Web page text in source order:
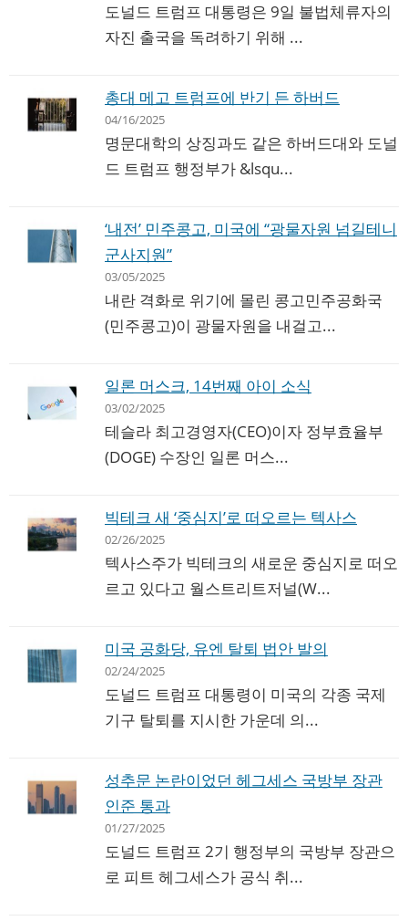
도널드 트럼프 대통령은 9일 불법체류자의
자진 출국을 독려하기 위해 ...
총대 메고 트럼프에 반기 든 하버드
04/16/2025
명문대학의 상징과도 같은 하버드대와 도널
드 트럼프 행정부가 &lsqu...
‘내전’ 민주콩고, 미국에 “광물자원 넘길테니
군사지원”
03/05/2025
내란 격화로 위기에 몰린 콩고민주공화국
(민주콩고)이 광물자원을 내걸고...
일론 머스크, 14번째 아이 소식
03/02/2025
테슬라 최고경영자(CEO)이자 정부효율부
(DOGE) 수장인 일론 머스...
빅테크 새 ‘중심지’로 떠오르는 텍사스
02/26/2025
텍사스주가 빅테크의 새로운 중심지로 떠오
르고 있다고 월스트리트저널(W...
미국 공화당, 유엔 탈퇴 법안 발의
02/24/2025
도널드 트럼프 대통령이 미국의 각종 국제
기구 탈퇴를 지시한 가운데 의...
성추문 논란이었던 헤그세스 국방부 장관
인준 통과
01/27/2025
도널드 트럼프 2기 행정부의 국방부 장관으
로 피트 헤그세스가 공식 취...